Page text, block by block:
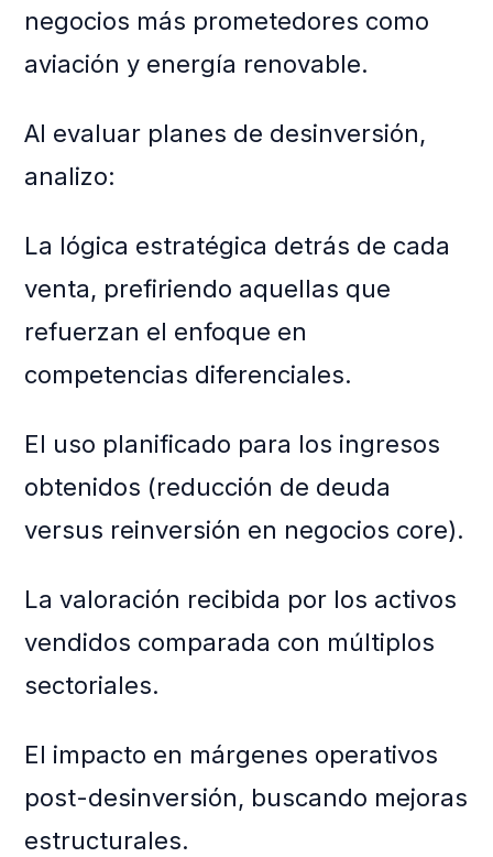
negocios más prometedores como
aviación y energía renovable.
Al evaluar planes de desinversión,
analizo:
La lógica estratégica detrás de cada
venta, prefiriendo aquellas que
refuerzan el enfoque en
competencias diferenciales.
El uso planificado para los ingresos
obtenidos (reducción de deuda
versus reinversión en negocios core).
La valoración recibida por los activos
vendidos comparada con múltiplos
sectoriales.
El impacto en márgenes operativos
post-desinversión, buscando mejoras
estructurales.